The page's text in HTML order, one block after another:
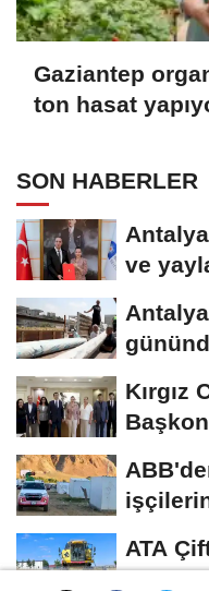
Gaziantep
ton hasat
SON HABERLER
ve
Kırgız
ATA
hasadı